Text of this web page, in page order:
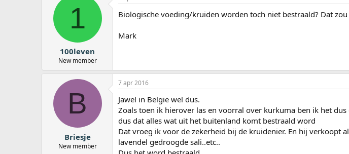
1
100leven
New member
Biologische voeding/kruiden worden toch niet bestraald? Dat
Mark
B
Briesje
New member
7 apr 2016
Jawel in Belgie wel dus.
Zoals toen ik hierover las en voorral over kurkuma ben ik het
dus dat alles wat uit het buitenland komt bestraald word
Dat vroeg ik voor de zekerheid bij de kruidenier. En hij verkoopt
lavendel gedroogde sali..etc..